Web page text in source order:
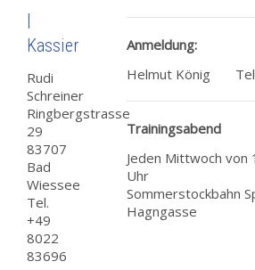
|
Kassier
Rudi
Schreiner
Ringbergstrasse
29
83707
Bad
Wiessee
Tel.
+49
8022
83696
Anmeldung:
Helmut König
Trainingsabend
Jeden Mittwoch von
Uhr
Sommerstockbahn
Hagngasse